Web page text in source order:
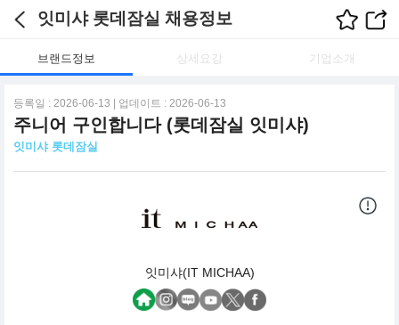
잇미샤 롯데잠실 채용정보
브랜드정보 상세요강 기업소개
등록일 : 2026-06-13 | 업데이트 : 2026-06-13
주니어 구인합니다 (롯데잠실 잇미샤)
잇미샤 롯데잠실
잇미샤(IT MICHAA)